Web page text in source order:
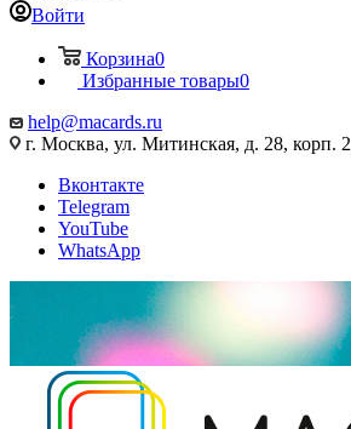
Войти
Корзина0
Избранные товары0
help@macards.ru
г. Москва, ул. Митинская, д. 28, корп. 2
Вконтакте
Telegram
YouTube
WhatsApp